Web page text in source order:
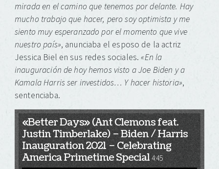
mirada en el camino que tenemos por delante. Hay
mucho trabajo que hacer, pero soy optimista y me
siento muy esperanzado por el momento que vive
nuestro país», anunciaba el esposo de la actriz
Jessica Biel en sus redes sociales.«En la
inauguración de hoy hemos visto a Joe Biden y a
Kamala Harris ser investidos… Y hacer historia»,
sentenciaba.
«Better Days» (Ant Clemons feat.
Justin Timberlake) – Biden / Harris
Inauguration 2021 – Celebrating
America Primetime Special 4:45